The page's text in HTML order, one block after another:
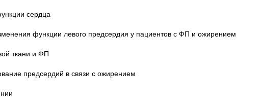
сердца
функции левого предсердия у пациентов с ФП и ожирением
ткани и ФП
предсердий в связи с ожирением